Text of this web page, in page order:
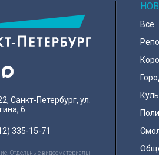
Санкт-Петербург, ул.
6
335-15-71
Отдельные видеоматериалы,
Все